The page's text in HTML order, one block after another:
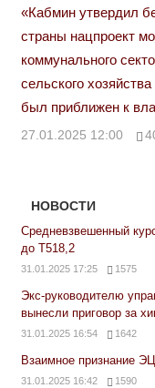
«Кабмин утвердил
страны нацпроект
коммунального
сельского
был приближен к
27.01.2025 12:00
НОВОСТИ
Средневзвешенный
до Т518,2
31.01.2025 17:25 1575
Экс-руководителю
вынесли приговор за
31.01.2025 16:54 1642
Взаимное признание
31.01.2025 16:42 1590